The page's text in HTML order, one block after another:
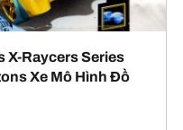
X‑Raycers Series
Xe Mô Hình Đồ